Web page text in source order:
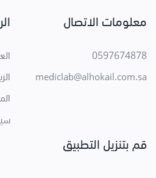
معلومات الاتصال
0597674878
mediclab@alhokail.com.sa
قم بتنزيل التطبيق